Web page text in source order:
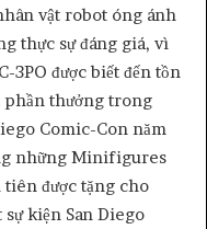
vật robot óng ánh
thực sự đáng giá, vì
3PO được biết đến tồn
thưởng trong
Comic-Con năm
những Minifigures
tiên được tặng cho
kiện San Diego